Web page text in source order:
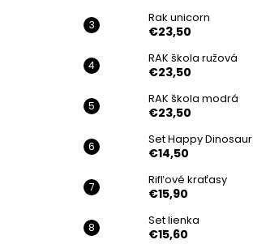
Rak unicorn
€23,50
RAK škola ružová
€23,50
RAK škola modrá
€23,50
Set Happy Dinosaur
€14,50
Rifľové kraťasy
€15,90
Set lienka
€15,60